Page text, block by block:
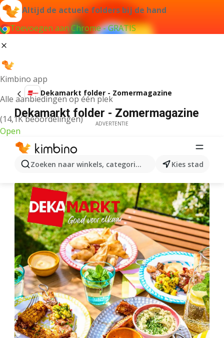
Altijd de actuele folders bij de hand
Toevoegen aan Chrome - GRATIS
Kimbino app
Alle aanbiedingen op één plek
(14,1K beoordelingen)
Open
Zoeken naar winkels, categorieën, producten...
Kies stad
Dekamarkt folder - Zomermagazine
Dekamarkt folder - Zomermagazine
ADVERTENTIE